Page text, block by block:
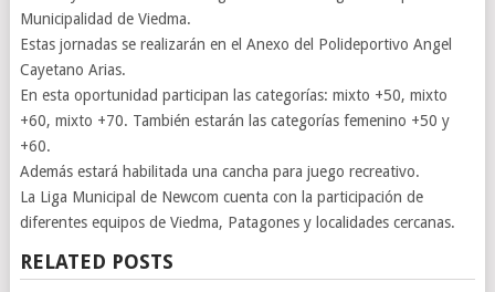
Municipalidad de Viedma.
Estas jornadas se realizarán en el Anexo del Polideportivo Angel
Cayetano Arias.
En esta oportunidad participan las categorías: mixto +50, mixto
+60, mixto +70. También estarán las categorías femenino +50 y
+60.
Además estará habilitada una cancha para juego recreativo.
La Liga Municipal de Newcom cuenta con la participación de
diferentes equipos de Viedma, Patagones y localidades cercanas.
RELATED POSTS